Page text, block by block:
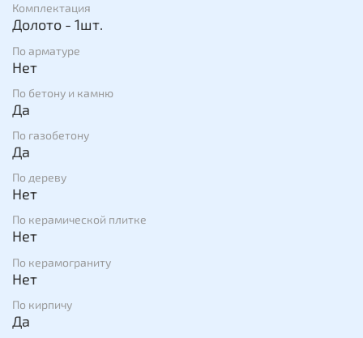
ограничены по глубине. Твердосплавное зубило – для
удаления и зачистки швов в кирпичной кладке и
строительном растворе. Обладает продолжительным
сроком службы благодаря специальному сплаву.
Зубило для расшивки швов – для удаления и зачистки
швов в кирпичной кладке и строительном растворе.
Комплектация
Долото - 1шт.
По арматуре
Нет
По бетону и камню
Да
По газобетону
Да
По дереву
Нет
По керамической плитке
Нет
По керамограниту
Нет
По кирпичу
Да